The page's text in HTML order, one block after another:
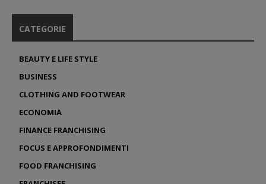
CATEGORIE
BEAUTY E LIFE STYLE
BUSINESS
CLOTHING AND FOOTWEAR
ECONOMIA
FINANCE FRANCHISING
FOCUS E APPROFONDIMENTI
FOOD FRANCHISING